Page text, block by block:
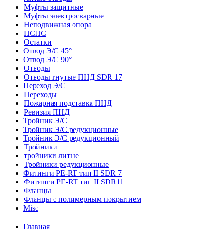
Муфты защитные
Муфты электросварные
Неподвижная опора
НСПС
Остатки
Отвод Э/С 45°
Отвод Э/С 90°
Отводы
Отводы гнутые ПНД SDR 17
Переход Э/С
Переходы
Пожарная подставка ПНД
Ревизия ПНД
Тройник Э/С
Тройник Э/С редукционные
Тройник Э/С редукционный
Тройники
тройники литые
Тройники редукционные
Фитинги PE-RT тип II SDR 7
Фитинги PE-RT тип II SDR11
Фланцы
Фланцы с полимерным покрытием
Misc
Главная